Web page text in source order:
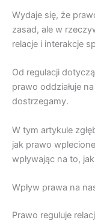
Wydaje się, że
zasad, ale w
relacje i interakcje
Od regulacji
prawo oddziałuje
dostrzegamy.
W tym artykule
jak prawo
wpływając na to,
Wpływ prawa na
Prawo reguluje